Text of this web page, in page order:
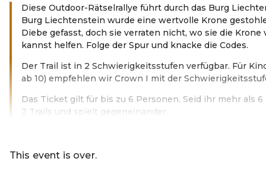
Diese Outdoor-Rätselrallye führt durch das Burg
Burg Liechtenstein wurde eine wertvolle Krone
Diebe gefasst, doch sie verraten nicht, wo sie die Krone
kannst helfen. Folge der Spur und knacke die Codes.
Der Trail ist in 2 Schwierigkeitsstufen verfügbar. Für
ab 10) empfehlen wir Crown I mit der
Das Ticket gilt für bis zu 6 Personen. Seid ihr mehr als
2 Trails und spielt gegeneinander.
This event is over.